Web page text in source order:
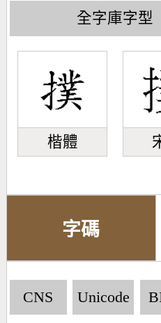
全字庫字型
楷體
字碼
CNS Unicode